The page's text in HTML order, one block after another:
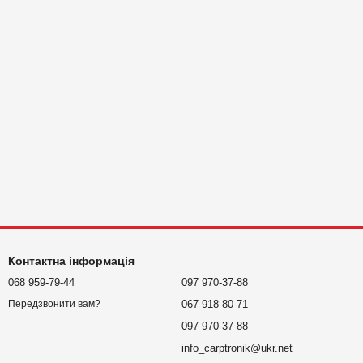
Контактна інформація
068 959-79-44
Передзвонити вам?
097 970-37-88
067 918-80-71
097 970-37-88
info_carptronik@ukr.net